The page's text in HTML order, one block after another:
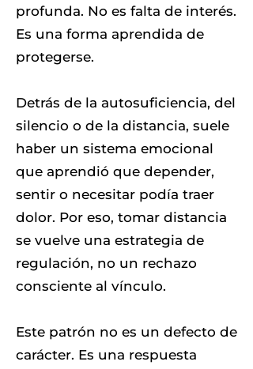
profunda. No es falta de interés.
Es una forma aprendida de
protegerse.
Detrás de la autosuficiencia, del
silencio o de la distancia, suele
haber un sistema emocional
que aprendió que depender,
sentir o necesitar podía traer
dolor. Por eso, tomar distancia
se vuelve una estrategia de
regulación, no un rechazo
consciente al vínculo.
Este patrón no es un defecto de
carácter. Es una respuesta